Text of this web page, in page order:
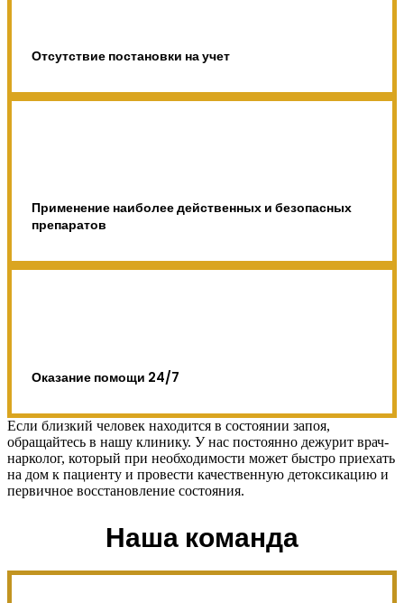
Отсутствие постановки на учет
Применение наиболее действенных и безопасных
препаратов
Оказание помощи 24/7
Если близкий человек находится в состоянии запоя,
обращайтесь в нашу клинику. У нас постоянно дежурит врач-
нарколог, который при необходимости может быстро приехать
на дом к пациенту и провести качественную детоксикацию и
первичное восстановление состояния.
Наша команда